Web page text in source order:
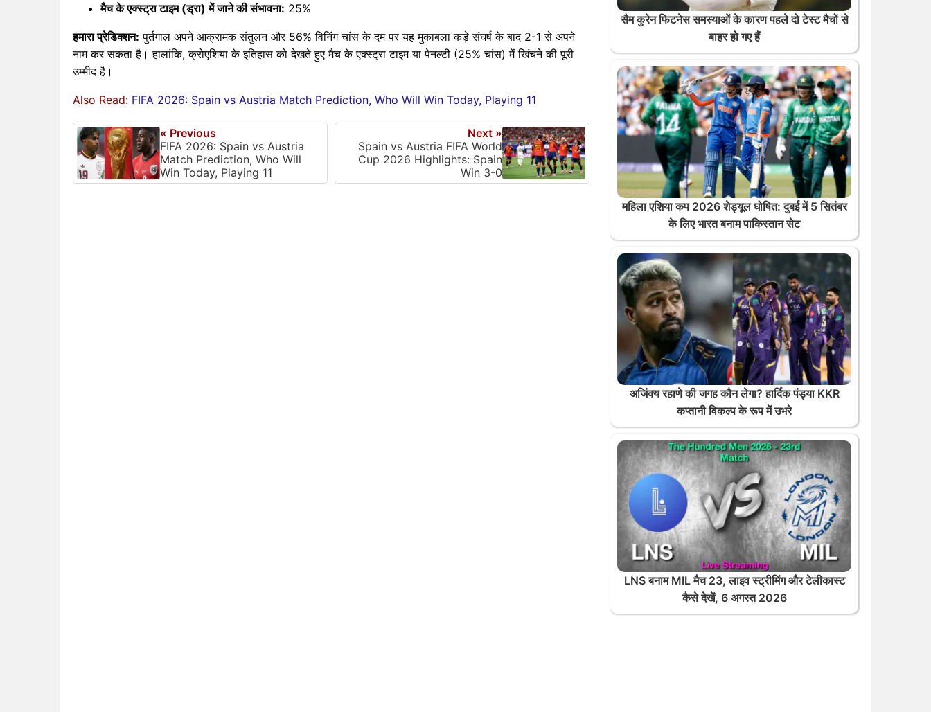
मैच के एक्स्ट्रा टाइम (ड्रा) में जाने की संभावना: 25%
हमारा प्रेडिक्शन: पुर्तगाल अपने आक्रामक संतुलन और 56% विनिंग चांस के दम पर यह मुकाबला कड़े संघर्ष के बाद 2-1 से अपने
नाम कर सकता है। हालांकि, क्रोएशिया के इतिहास को देखते हुए मैच के एक्स्ट्रा टाइम या पेनल्टी (25% चांस) में खिंचने की पूरी
उम्मीद है।
Also Read: FIFA 2026: Spain vs Austria Match Prediction, Who Will Win Today, Playing 11
« Previous
FIFA 2026: Spain vs Austria
Match Prediction, Who Will
Win Today, Playing 11
Next »
Spain vs Austria FIFA World
Cup 2026 Highlights: Spain
Win 3-0
सैम कुरेन फिटनेस समस्याओं के कारण पहले दो टेस्ट मैचों से
बाहर हो गए हैं
महिला एशिया कप 2026 शेड्यूल घोषित: दुबई में 5 सितंबर
के लिए भारत बनाम पाकिस्तान सेट
अजिंक्य रहाणे की जगह कौन लेगा? हार्दिक पंड्या KKR
कप्तानी विकल्प के रूप में उभरे
LNS बनाम MIL मैच 23, लाइव स्ट्रीमिंग और टेलीकास्ट
कैसे देखें, 6 अगस्त 2026